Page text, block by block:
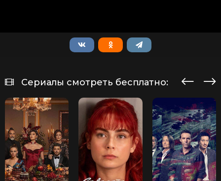
Сериалы смотреть бесплатно: